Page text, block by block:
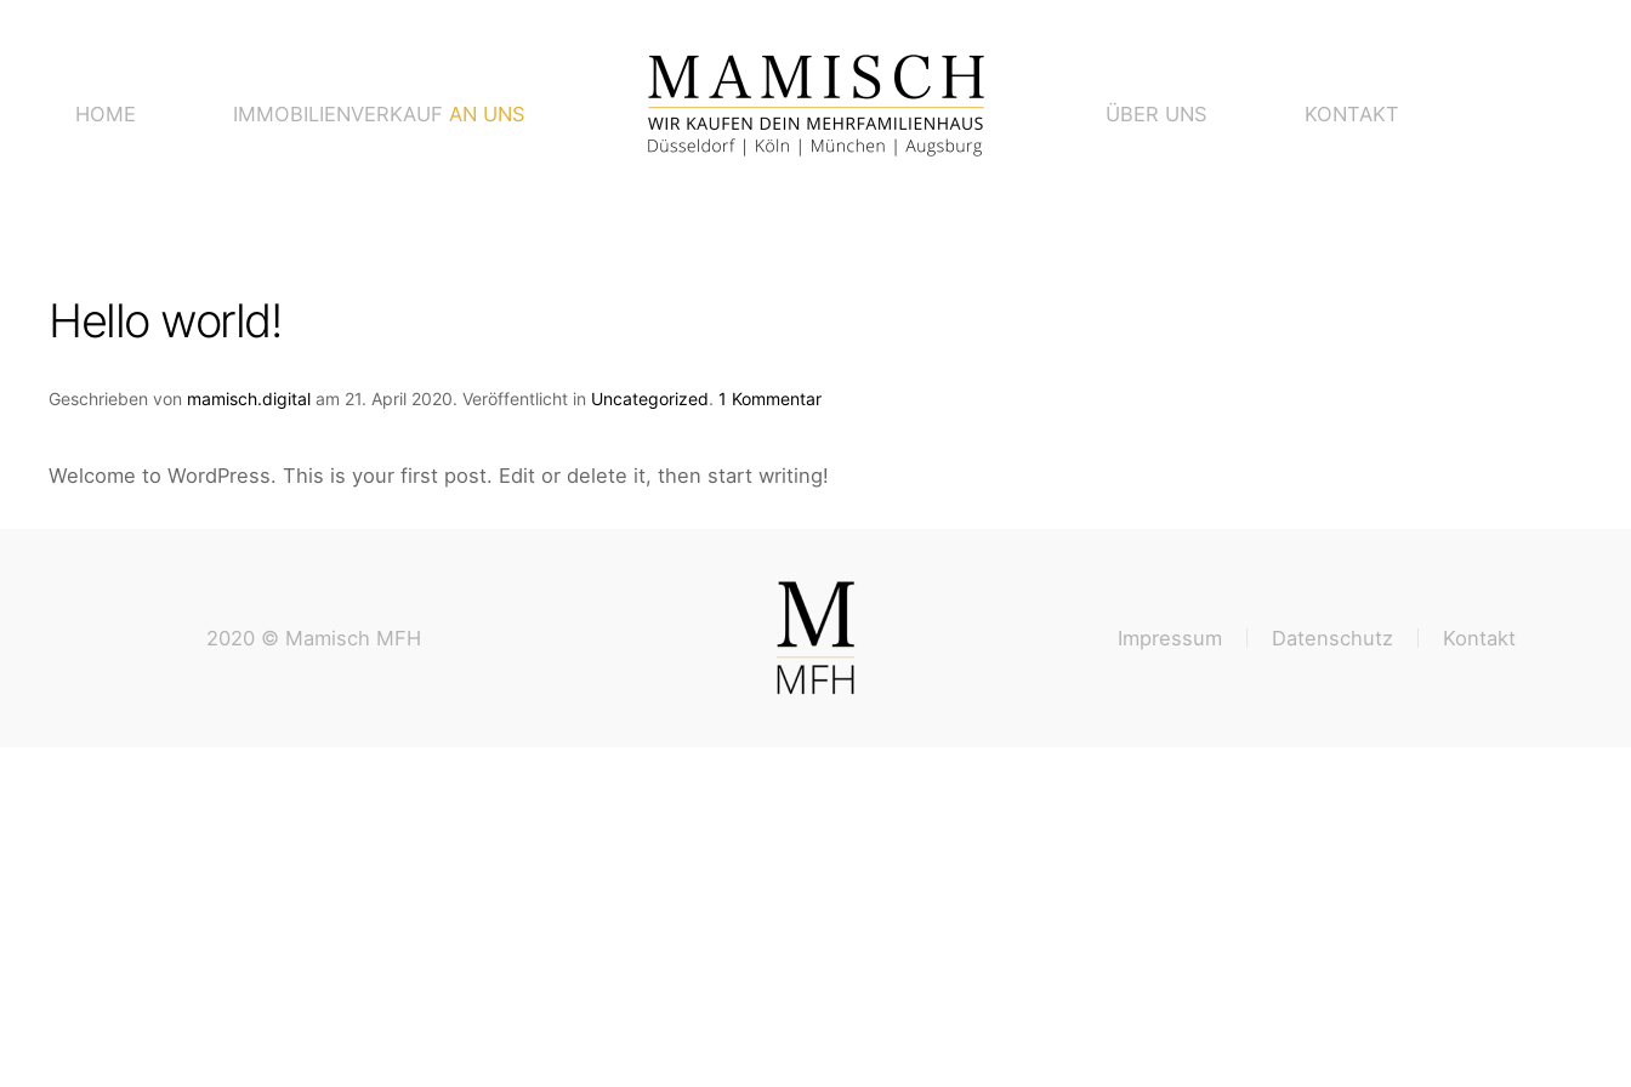
HOME IMMOBILIENVERKAUF AN UNS ÜBER UNS KONTAKT
Hello world!
Geschrieben von mamisch.digital am 21. April 2020. Veröffentlicht in Uncategorized. 1 Kommentarzu
Welcome to WordPress. This is your first post. Edit or delete it, then start writing!
2020 © Mamisch MFH Impressum Datenschutz Kontakt